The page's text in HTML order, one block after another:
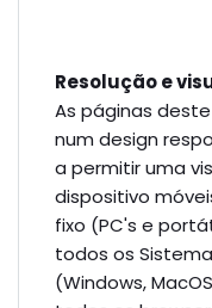
Resolução e
As páginas
num design
a permitir uma
dispositivo
fixo (PC's e
todos os
(Windows,